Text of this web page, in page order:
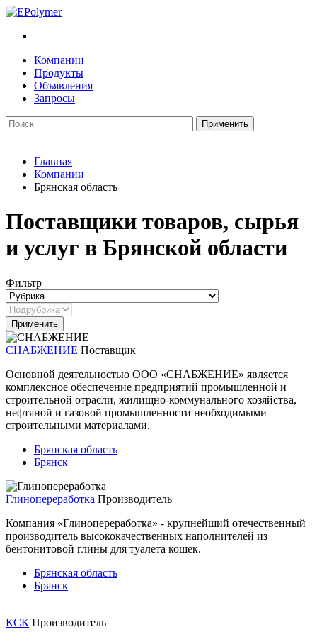
Компании
Продукты
Объявления
Запросы
Главная
Компании
Брянская область
Поставщики товаров, сырья
и услуг в Брянской области
Фильтр
СНАБЖЕНИЕ Поставщик
Основной деятельностью ООО «СНАБЖЕНИЕ» является
комплексное обеспечение предприятий промышленной и
строительной отрасли, жилищно-коммунального хозяйства,
нефтяной и газовой промышленности необходимыми
строительными материалами.
Брянская область
Брянск
Глинопереработка Производитель
Компания «Глинопереработка» - крупнейший отечественный
производитель высококачественных наполнителей из
бентонитовой глины для туалета кошек.
Брянская область
Брянск
КСК Производитель